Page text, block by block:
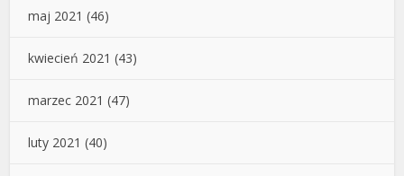
maj 2021 (46)
kwiecień 2021 (43)
marzec 2021 (47)
luty 2021 (40)